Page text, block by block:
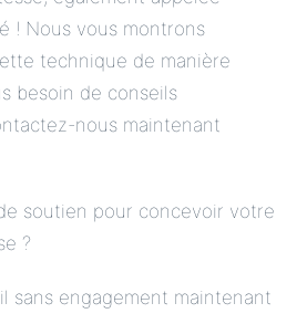
! Nous vous montrons
technique de manière
besoin de conseils
nous maintenant
soutien pour concevoir votre
?
sans engagement maintenant